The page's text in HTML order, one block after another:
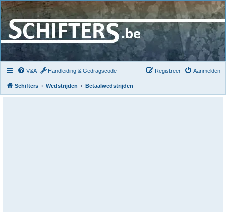
V&A Handleiding & Gedragscode Aanmelden
Registreer
Schifters Wedstrijden Betaalwedstrijden